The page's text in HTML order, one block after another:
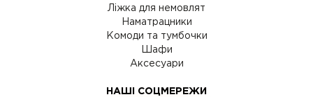
Ліжка для немовлят
Наматрацники
Комоди та тумбочки
Шафи
Аксесуари
НАШІ СОЦМЕРЕЖИ